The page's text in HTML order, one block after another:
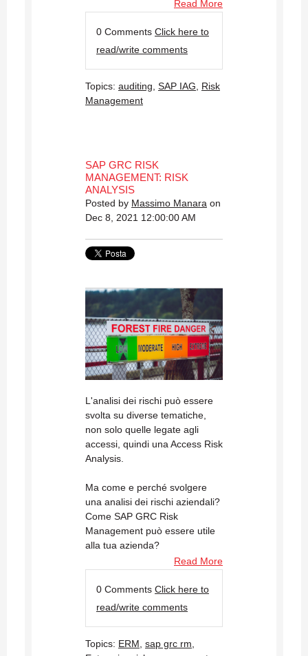
Read More
0 Comments Click here to
read/write comments
Topics: auditing SAP IAG
Risk
Management
SAP GRC RISK
MANAGEMENT: RISK
ANALYSIS
Posted by Massimo Manara on
Dec 8, 2021 12:00:00 AM
L'analisi dei rischi può essere
svolta su diverse tematiche,
non solo quelle legate agli
accessi, quindi una Access Risk
Analysis.
Ma come e perché svolgere
una analisi dei rischi aziendali?
Come SAP GRC Risk
Management può essere utile
alla tua azienda?
Read More
0 Comments Click here to
read/write comments
Topics: ERM sap grc rm